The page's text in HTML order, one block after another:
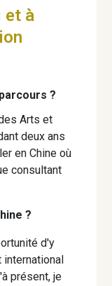
et à
?
Arts et
deux ans
en Chine où
consultant
?
d'y
présent, je